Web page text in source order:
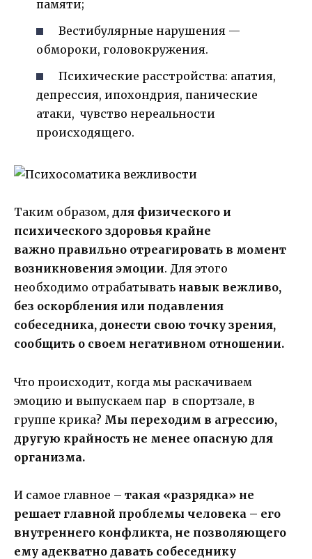
памяти;
Вестибулярные нарушения —
обмороки, головокружения.
Психические расстройства: апатия,
депрессия, ипохондрия, панические
атаки, чувство нереальности
происходящего.
Таким образом, для физического и
психического здоровья крайне
важно правильно отреагировать в момент
возникновения эмоции. Для этого
необходимо отрабатывать навык вежливо,
без оскорбления или подавления
собеседника, донести свою точку зрения,
сообщить о своем негативном отношении.
Что происходит, когда мы раскачиваем
эмоцию и выпускаем пар в спортзале, в
группе крика? Мы переходим в агрессию,
другую крайность не менее опасную для
организма.
И самое главное – такая «разрядка» не
решает главной проблемы человека – его
внутреннего конфликта, не позволяющего
ему адекватно давать собеседнику